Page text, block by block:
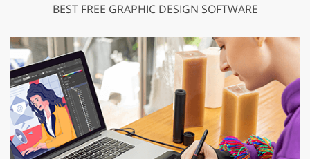
BEST FREE GRAPHIC DESIGN SOFTWARE